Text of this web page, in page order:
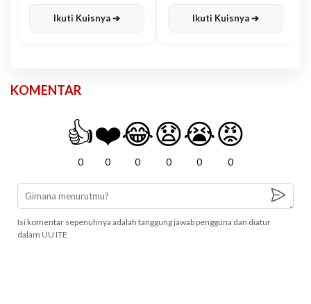
Ikuti Kuisnya ➔ Ikuti Kuisnya ➔
KOMENTAR
👍
0
❤️
0
😂
0
😧
0
😭
0
😡
0
Isi komentar sepenuhnya adalah tanggung jawab pengguna dan diatur
dalam UU ITE